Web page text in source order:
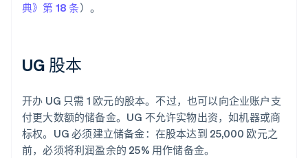
典》第 18 条）。
UG 股本
开办 UG 只需 1 欧元的股本。不过，也可以向企业账户支
付更大数额的储备金。UG 不允许实物出资，如机器或商
标权。UG 必须建立储备金：在股本达到 25,000 欧元之
前，必须将利润盈余的 25% 用作储备金。